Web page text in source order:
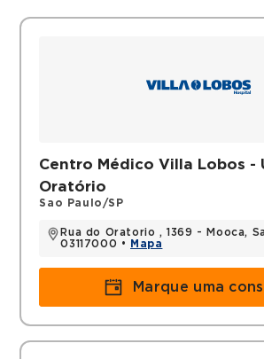
Centro Médico Villa Lobos -
Oratório
Sao Paulo/SP
Rua do Oratorio , 1369 - Mooca,
03117000 •
Mapa
Marque uma